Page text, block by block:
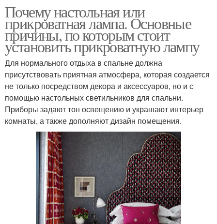
Почему настольная или
прикроватная лампа. Основные
причины, по которым стоит
установить прикроватную лампу
Для нормального отдыха в спальне должна
присутствовать приятная атмосфера, которая создается
не только посредством декора и аксессуаров, но и с
помощью настольных светильников для спальни.
Приборы задают тон освещению и украшают интерьер
комнаты, а также дополняют дизайн помещения.